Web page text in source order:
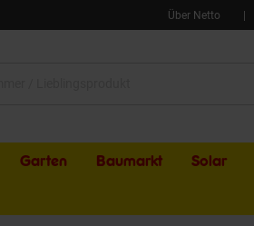
Über Netto
Garten Baumarkt Solar